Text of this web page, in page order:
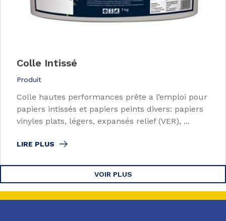
Colle Intissé
Produit
Colle hautes performances prête a l’emploi pour
papiers intissés et papiers peints divers: papiers
vinyles plats, légers, expansés relief (VER), ...
LIRE PLUS
VOIR PLUS